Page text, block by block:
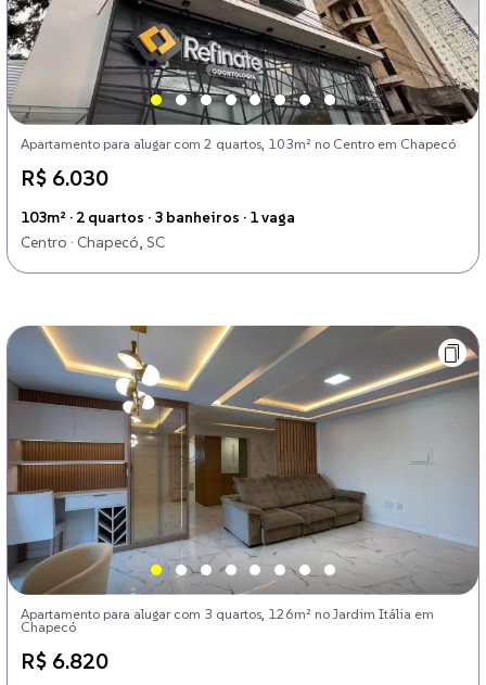
Apartamento para alugar com 2 quartos, 103m² no Centro em Chapecó
R$ 6.030
103m² · 2 quartos · 3 banheiros · 1 vaga
Centro · Chapecó, SC
Apartamento para alugar com 3 quartos, 126m² no Jardim Itália em
Chapecó
R$ 6.820